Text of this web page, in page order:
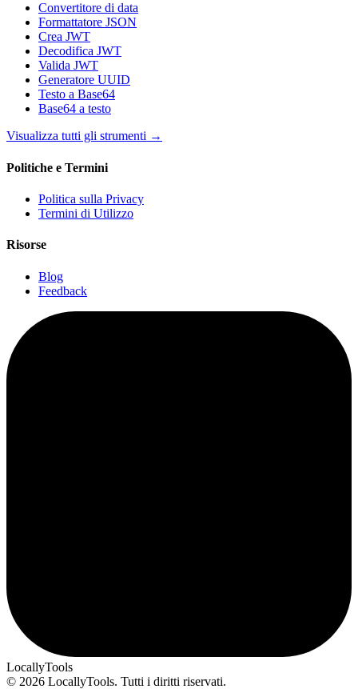
Convertitore di data
Formattatore JSON
Crea JWT
Decodifica JWT
Valida JWT
Generatore UUID
Testo a Base64
Base64 a testo
Visualizza tutti gli strumenti →
Politiche e Termini
Politica sulla Privacy
Termini di Utilizzo
Risorse
Blog
Feedback
LocallyTools
© 2026 LocallyTools. Tutti i diritti riservati.